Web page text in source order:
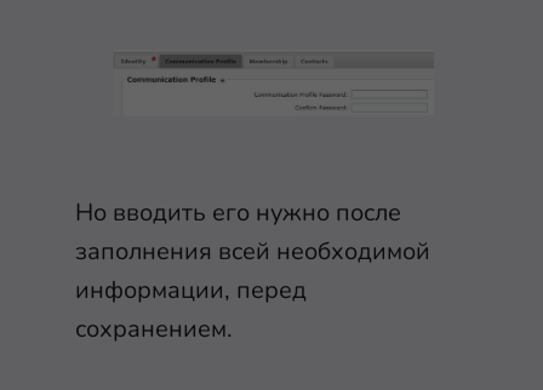
Но вводить его нужно после
заполнения всей необходимой
информации, перед
сохранением.